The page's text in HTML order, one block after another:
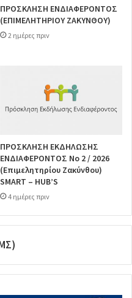
ΠΡΟΣΚΛΗΣΗ ΕΝΔΙΑΦΕΡΟΝΤΟΣ
(ΕΠΙΜΕΛΗΤΗΡΙΟΥ ΖΑΚΥΝΘΟΥ)
2 ημέρες πριν
ΠΡΟΣΚΛΗΣΗ ΕΚΔΗΛΩΣΗΣ
ΕΝΔΙΑΦΕΡΟΝΤΟΣ Νο 2 / 2026
(Επιμελητηρίου Ζακύνθου)
SMART – HUB’S
4 ημέρες πριν